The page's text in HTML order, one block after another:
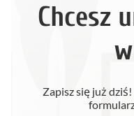
Chcesz
Zapisz się już